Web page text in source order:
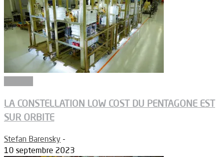
LA CONSTELLATION LOW COST DU PENTAGONE EST
SUR ORBITE
Stefan Barensky -
10 septembre 2023